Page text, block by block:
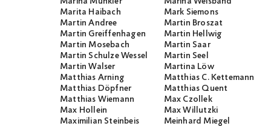
Marita Haibach
Mark Siemons
Martin Andree
Martin Broszat
Martin Greiffenhagen
Martin Hellwig
Martin Mosebach
Martin Saar
Martin Schulze Wessel
Martin Seel
Martin Walser
Martina Löw
Matthias Arning
Matthias C. Kettemann
Matthias Döpfner
Matthias Quent
Matthias Wiemann
Max Czollek
Max Hollein
Max Willutzki
Maximilian Steinbeis
Meinhard Miegel